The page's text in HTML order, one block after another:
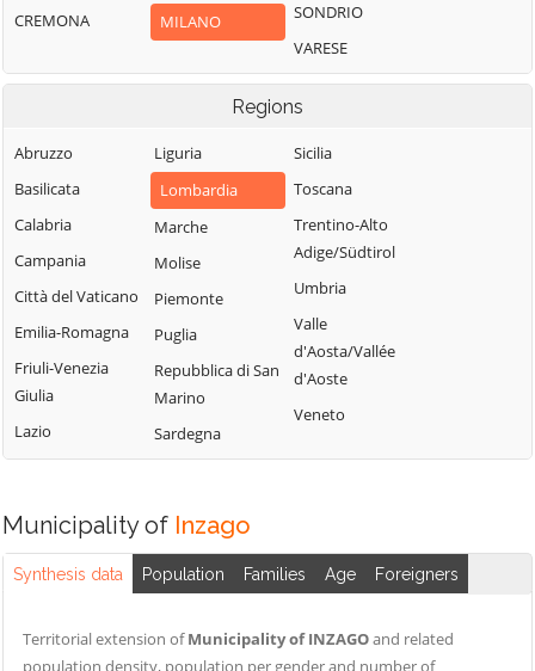
Boffalora sopra
Bollate
Bubbiano
Buccinasco
Buscate
Bussero
Busto Garolfo
Calvignasco
Cambiago
Canegrate
Carpiano
Casorezzo
Cassano d'Adda
Pecchi
Lacchiarella
Legnano
Locate di Triulzi
Magenta
Magnago
Marcallo con
Casone
Masate
Mediglia
Melegnano
Melzo
Milano
Motta Visconti
Rozzano
San Colombano
al Lambro
San Donato
Milanese
San Giorgio su
Legnano
San Giuliano
Olona
San Zenone al
Ticino
Senago
Giovanni
CREMONA
MILANO
SONDRIO
VARESE
Regions
Abruzzo
Basilicata
Calabria
Campania
Città del Vaticano
Emilia-Romagna
Friuli-Venezia
Giulia
Lazio
Liguria
Lombardia
Marche
Molise
Piemonte
Puglia
Repubblica di San
Marino
Sardegna
Sicilia
Toscana
Trentino-Alto
Adige/Südtirol
Umbria
Valle
d'Aosta/Vallée
d'Aoste
Veneto
Municipality of Inzago
Synthesis data Population Families Age Foreigners
Territorial extension ofMunicipality of INZAGOand related
population density, population per gender and number of